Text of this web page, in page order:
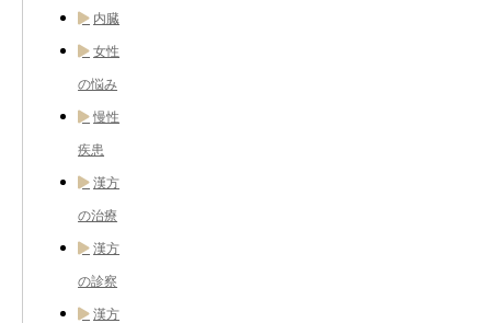
内臓
女性
の悩み
慢性
疾患
漢方
の治療
漢方
の診察
漢方